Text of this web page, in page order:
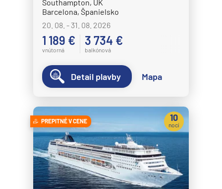
Southampton, UK
Barcelona, Španielsko
20. 08. - 31. 08. 2026
1 189 €
vnútorná
3 734 €
balkónová
Detail plavby Mapa
PREPITNÉ V CENE 10
nocí